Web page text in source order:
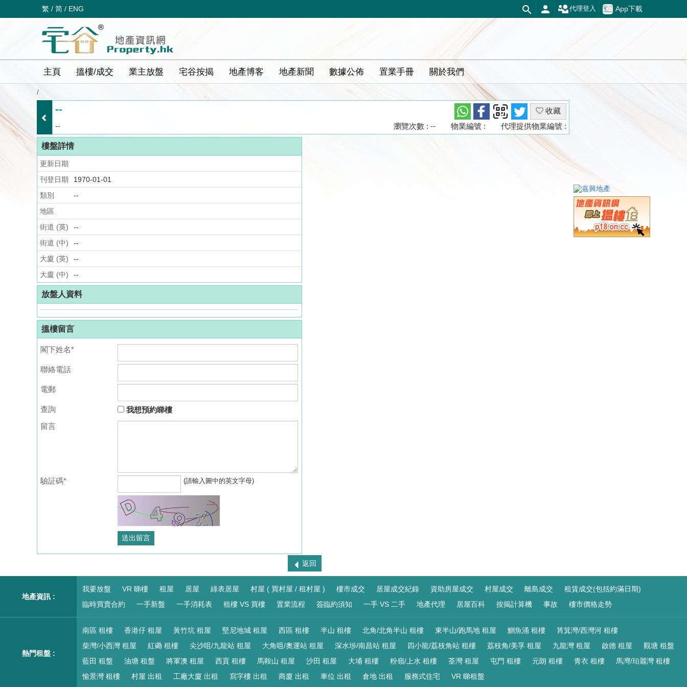
繁 / 简 / ENG App下載
代理登入
主頁 搵樓/成交 業主放盤 宅谷按揭 地產博客 地產新聞 數據公佈 置業手冊 關於我們
/
--
收藏
--
代理提供物業編號 :
物業編號 :
瀏覽次數 : --
樓盤詳情
更新日期
刊登日期
1970-01-01
類別
--
地區
街道 (英)
--
街道 (中)
--
大廈 (英)
--
大廈 (中)
--
放盤人資料
搵樓留言
閣下姓名*
聯絡電話
電郵
查詢
我想預約睇樓
留言
驗証碼* (請輸入圖中的英文字母)
返回
地產資訊 :
我要放盤 VR 睇樓 租屋 居屋 綠表居屋 村屋 ( 買村屋 / 租村屋 ) 樓市成交 居屋成交紀錄 資助房屋成交 村屋成交 離島成交
租賃成交(包括約滿日期)
臨時買賣合約
一手新盤 一手消耗表 租樓 VS 買樓 置業流程 簽臨約須知 一手 VS 二手 地產代理 居屋百科 按揭計算機 事故 樓市價格走勢
熱門租盤 :
南區 租樓 香港仔 租屋 黃竹坑 租屋 堅尼地城 租屋 西區 租樓 半山 租樓 北角/北角半山 租樓 東半山/跑馬地 租屋 鰂魚涌 租樓
筲箕灣/西灣河 租樓
柴灣/小西灣 租屋
紅磡 租樓 尖沙咀/九龍站 租屋 大角咀/奧運站 租屋 深水埗/南昌站 租屋 四小龍/荔枝角站 租樓 荔枝角/美孚 租屋 九龍灣 租屋 啟德 租屋
觀塘 租盤
藍田 租盤
油塘 租盤 將軍澳 租屋 西貢 租樓 馬鞍山 租屋 沙田 租屋 大埔 租樓 粉嶺/上水 租樓 荃灣 租屋 屯門 租樓 元朗 租樓 青衣 租樓
馬灣/珀麗灣 租樓
愉景灣 租樓
村屋 出租 工廠大廈 出租 寫字樓 出租 商廈 出租 車位 出租 倉地 出租 服務式住宅 VR 睇租盤